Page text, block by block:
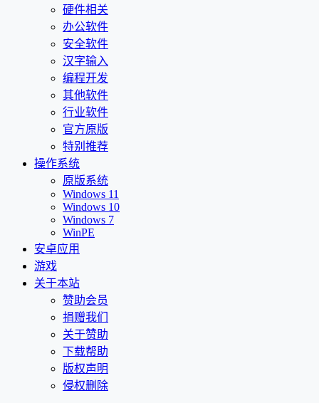
硬件相关
办公软件
安全软件
汉字输入
编程开发
其他软件
行业软件
官方原版
特别推荐
操作系统
原版系统
Windows 11
Windows 10
Windows 7
WinPE
安卓应用
游戏
关于本站
赞助会员
捐赠我们
关于赞助
下载帮助
版权声明
侵权删除